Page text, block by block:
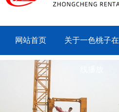
网站首页 关于一色桃子在